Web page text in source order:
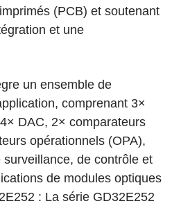
(PCB) et soutenant
et une
un ensemble de
comprenant 3×
DAC, 2× comparateurs
opérationnels (OPA),
de contrôle et
de modules optiques
: La série GD32E252